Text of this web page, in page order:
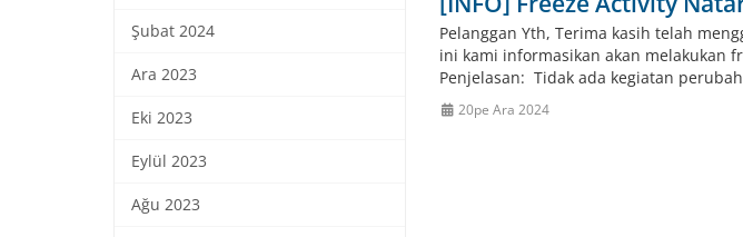
Şubat 2024
Ara 2023
Eki 2023
Eylül 2023
Ağu 2023
Pelanggan Yth, Terima kasih telah
ini kami informasikan akan melakukan
Penjelasan: Tidak ada kegiatan
20pe Ara 2024